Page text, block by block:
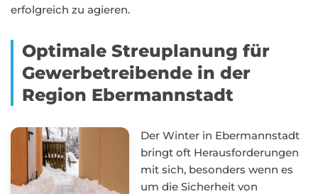
erfolgreich zu agieren.
Optimale Streuplanung für
Gewerbetreibende in der
Region Ebermannstadt
Der Winter in Ebermannstadt
bringt oft Herausforderungen
mit sich, besonders wenn es
um die Sicherheit von